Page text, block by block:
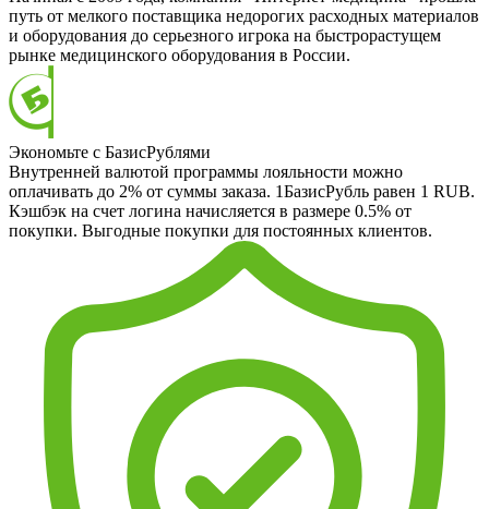
путь от мелкого поставщика недорогих расходных материалов
и оборудования до серьезного игрока на быстрорастущем
рынке медицинского оборудования в России.
Экономьте с БазисРублями
Внутренней валютой программы лояльности можно
оплачивать до 2% от суммы заказа. 1БазисРубль равен 1 RUB.
Кэшбэк на счет логина начисляется в размере 0.5% от
покупки. Выгодные покупки для постоянных клиентов.